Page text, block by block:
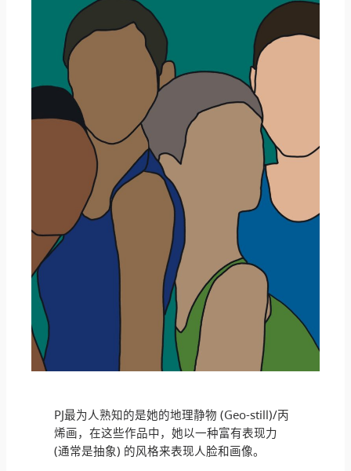
PJ最为人熟知的是她的地理静物 (Geo-still)/丙
烯画，在这些作品中，她以一种富有表现力
(通常是抽象) 的风格来表现人脸和画像。